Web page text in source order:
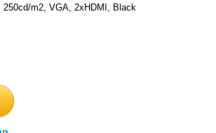
250cd/m2, VGA, 2xHDMI, Black